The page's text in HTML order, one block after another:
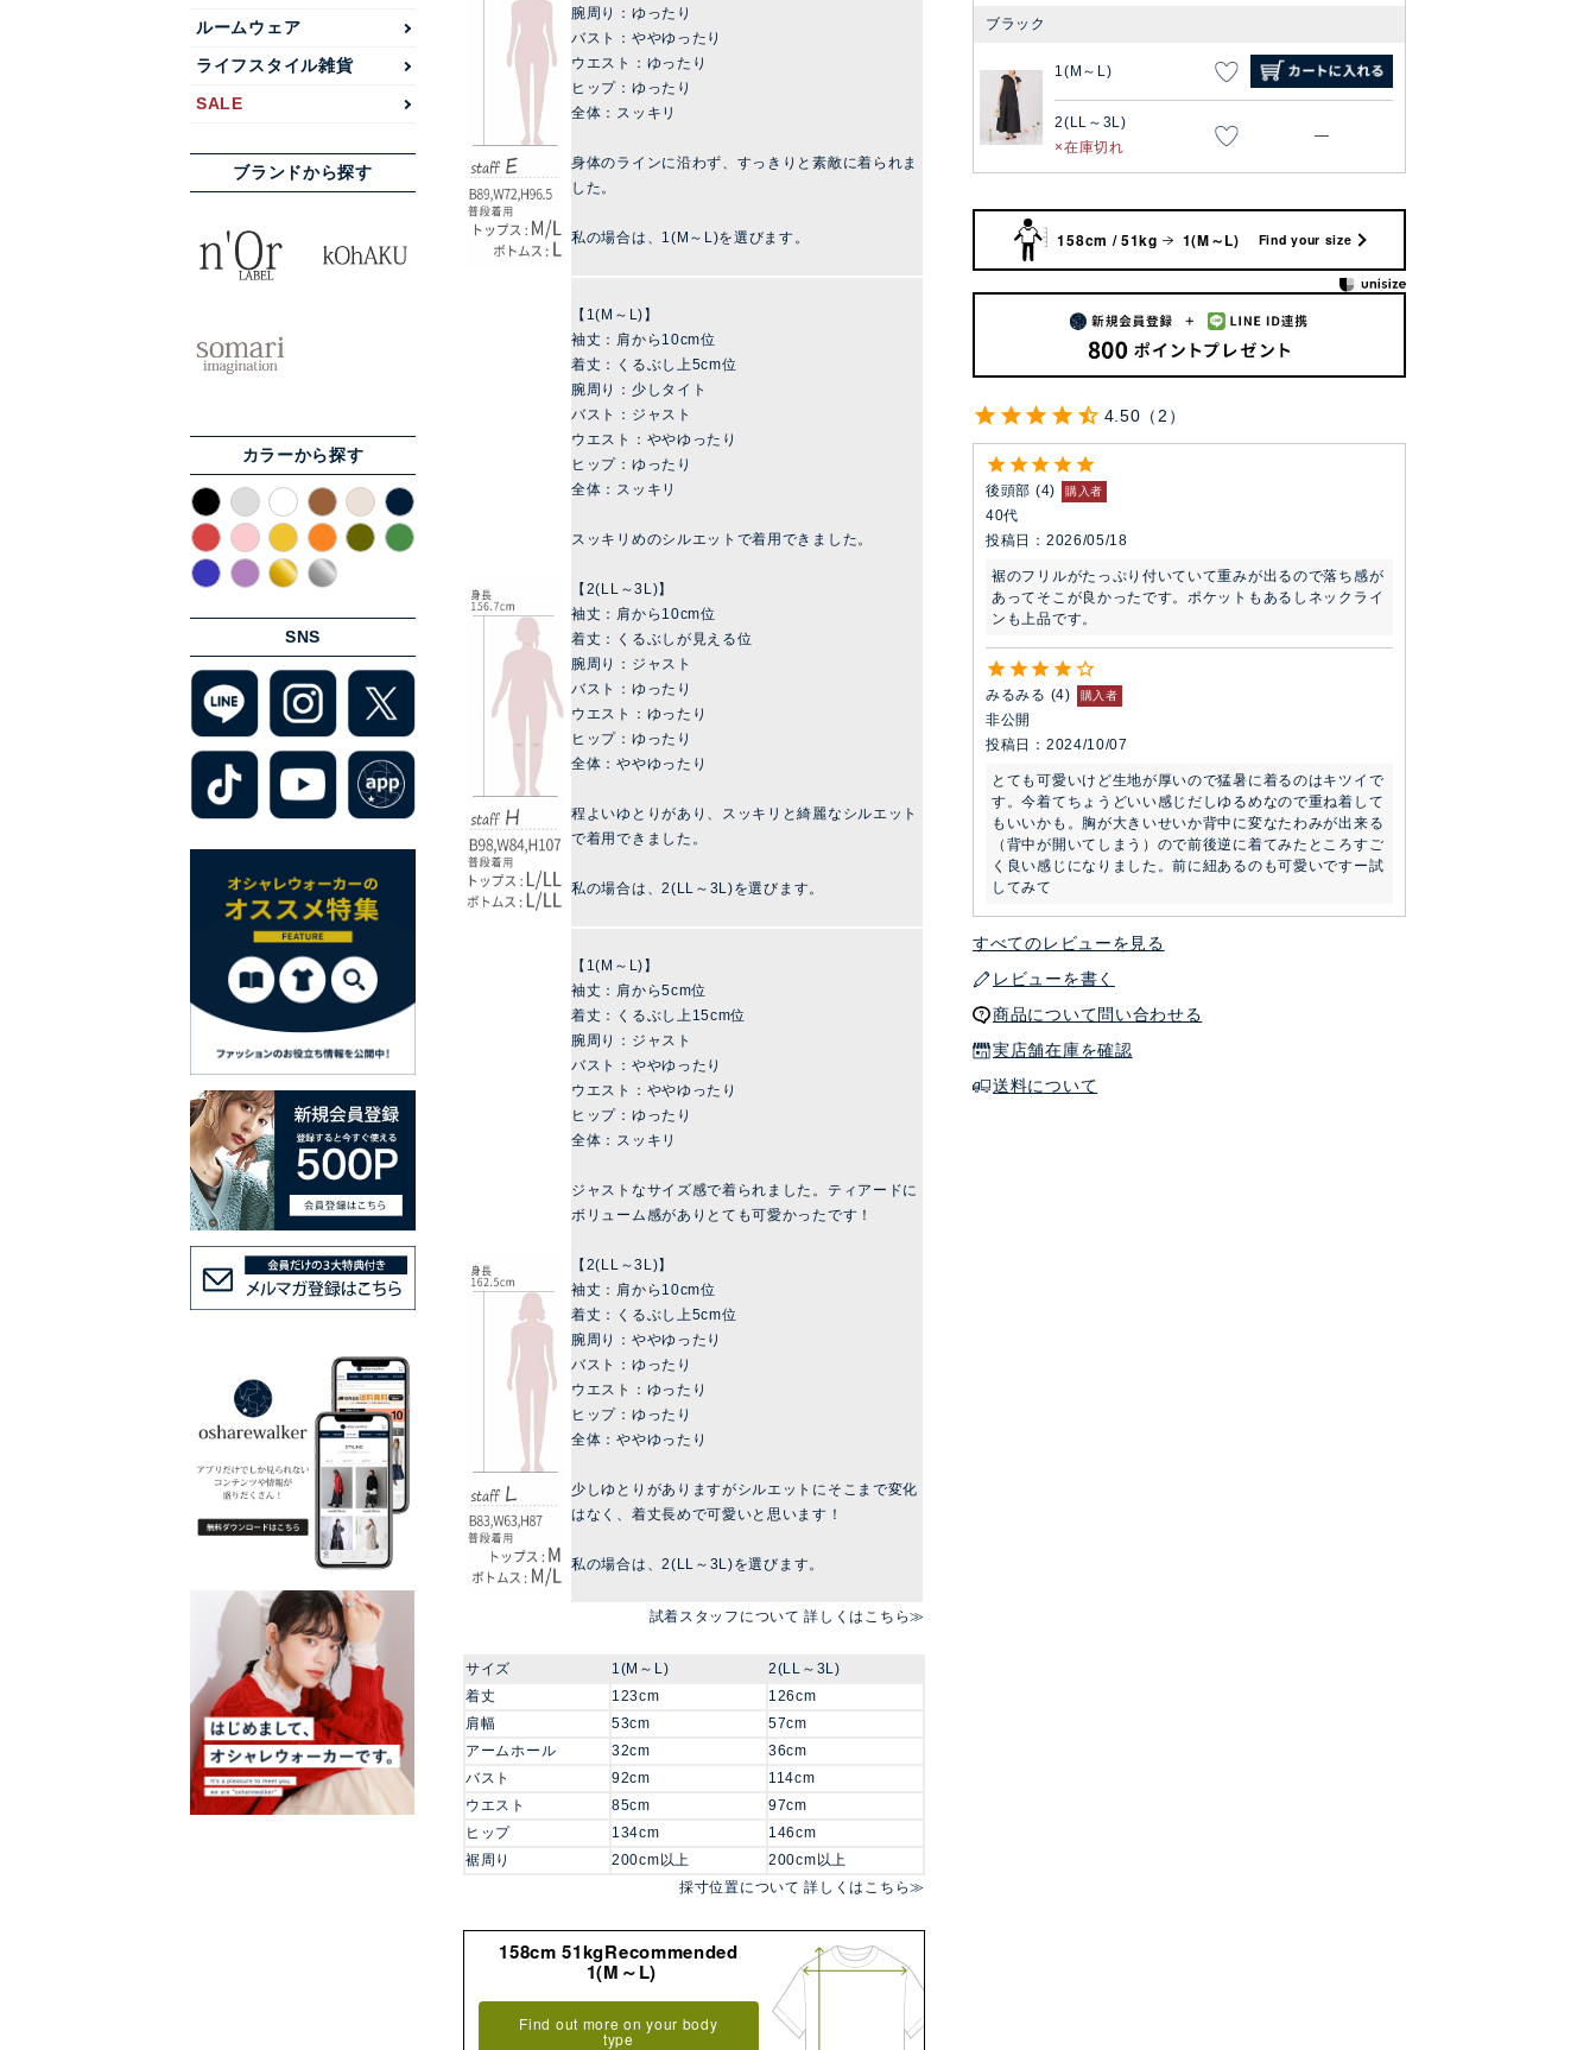
ルームウェア
ライフスタイル雑貨
SALE
ブランドから探す
カラーから探す
SNS
ブラック
1(M～L)
2(LL～3L)
在庫切れ
—
158cm / 51kg 1(M～L) Find your size
4.50 2
後頭部 4 購入者
40代
投稿日
2026/05/18
裾のフリルがたっぷり付いていて重みが出るので落ち感が
あってそこが良かったです。ポケットもあるしネックライ
ンも上品です。
みるみる 4 購入者
非公開
投稿日
2024/10/07
とても可愛いけど生地が厚いので猛暑に着るのはキツイで
す。今着てちょうどいい感じだしゆるめなので重ね着して
もいいかも。胸が大きいせいか背中に変なたわみが出来る
（背中が開いてしまう）ので前後逆に着てみたところすご
く良い感じになりました。前に紐あるのも可愛いですー試
してみて
すべてのレビューを見る
レビューを書く
商品について問い合わせる
実店舗在庫を確認
送料について
腕周り：ゆったり
バスト：ややゆったり
ウエスト：ゆったり
ヒップ：ゆったり
全体：スッキリ
身体のラインに沿わず、すっきりと素敵に着られま
した。
私の場合は、1(M～L)を選びます。
【1(M～L)】
袖丈：肩から10cm位
着丈：くるぶし上5cm位
腕周り：少しタイト
バスト：ジャスト
ウエスト：ややゆったり
ヒップ：ゆったり
全体：スッキリ
スッキリめのシルエットで着用できました。
【2(LL～3L)】
袖丈：肩から10cm位
着丈：くるぶしが見える位
腕周り：ジャスト
バスト：ゆったり
ウエスト：ゆったり
ヒップ：ゆったり
全体：ややゆったり
程よいゆとりがあり、スッキリと綺麗なシルエット
で着用できました。
私の場合は、2(LL～3L)を選びます。
【1(M～L)】
袖丈：肩から5cm位
着丈：くるぶし上15cm位
腕周り：ジャスト
バスト：ややゆったり
ウエスト：ややゆったり
ヒップ：ゆったり
全体：スッキリ
ジャストなサイズ感で着られました。ティアードに
ボリューム感がありとても可愛かったです！
【2(LL～3L)】
袖丈：肩から10cm位
着丈：くるぶし上5cm位
腕周り：ややゆったり
バスト：ゆったり
ウエスト：ゆったり
ヒップ：ゆったり
全体：ややゆったり
少しゆとりがありますがシルエットにそこまで変化
はなく、着丈長めで可愛いと思います！
私の場合は、2(LL～3L)を選びます。
試着スタッフについて 詳しくはこちら≫
サイズ 1(M～L)
2(LL～3L)
着丈
123cm
126cm
肩幅
53cm
57cm
アームホール
32cm
36cm
バスト
92cm
114cm
ウエスト
85cm
97cm
ヒップ
134cm
146cm
裾周り
200cm以上
200cm以上
採寸位置について 詳しくはこちら≫
158cm 51kgRecommended
1(M～L)
Find out more on your body
type